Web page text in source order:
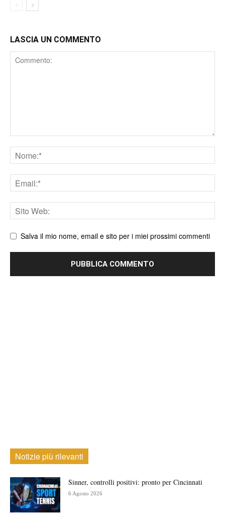
LASCIA UN COMMENTO
Comment
Nome
Email
Sito
web
Salva il mio nome, email e sito per i miei prossimi commenti
Notizie più rilevanti
Sinner, controlli positivi: pronto per Cincinnati
6 Agosto 2026